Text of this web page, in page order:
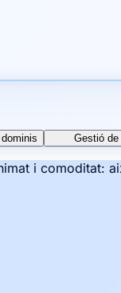
Gestió de
i comoditat: